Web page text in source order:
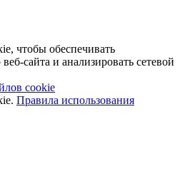
чтобы обеспечивать
сайта и анализировать сетевой
cookie
Правила использования